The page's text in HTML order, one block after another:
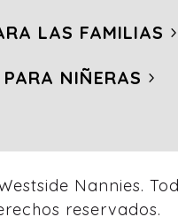
LAS FAMILIAS
PARA NIÑERAS
Nannies.
reservados.